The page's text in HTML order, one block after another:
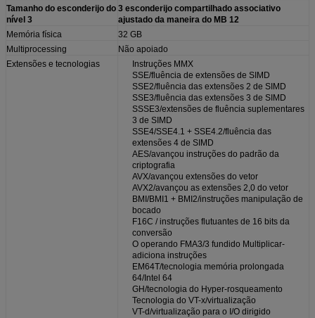
Tamanho do esconderijo do
nível 3
3 esconderijo compartilhado associativo
ajustado da maneira do MB 12
Memória física
32 GB
Multiprocessing
Não apoiado
Extensões e tecnologias
Instruções MMX
SSE/fluência de extensões de SIMD
SSE2/fluência das extensões 2 de SIMD
SSE3/fluência das extensões 3 de SIMD
SSSE3/extensões de fluência suplementares
3 de SIMD
SSE4/SSE4.1 + SSE4.2/fluência das
extensões 4 de SIMD
AES/avançou instruções do padrão da
criptografia
AVX/avançou extensões do vetor
AVX2/avançou as extensões 2,0 do vetor
BMI/BMI1 + BMI2/instruções manipulação de
bocado
F16C / instruções flutuantes de 16 bits da
conversão
O operando FMA3/3 fundido Multiplicar-
adiciona instruções
EM64T/tecnologia memória prolongada
64/Intel 64
GH/tecnologia do Hyper-rosqueamento
Tecnologia do VT-x/virtualização
VT-d/virtualização para o I/O dirigido